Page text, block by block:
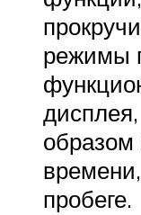
режимы
образом
пробеге.